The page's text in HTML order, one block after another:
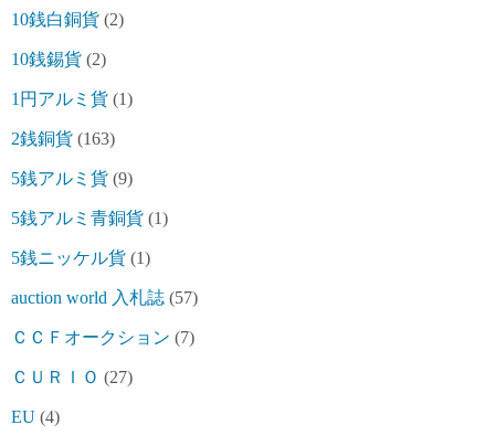
10銭白銅貨 (2)
10銭錫貨 (2)
1円アルミ貨 (1)
2銭銅貨 (163)
5銭アルミ貨 (9)
5銭アルミ青銅貨 (1)
5銭ニッケル貨 (1)
auction world 入札誌 (57)
ＣＣＦオークション (7)
ＣＵＲＩＯ (27)
EU (4)